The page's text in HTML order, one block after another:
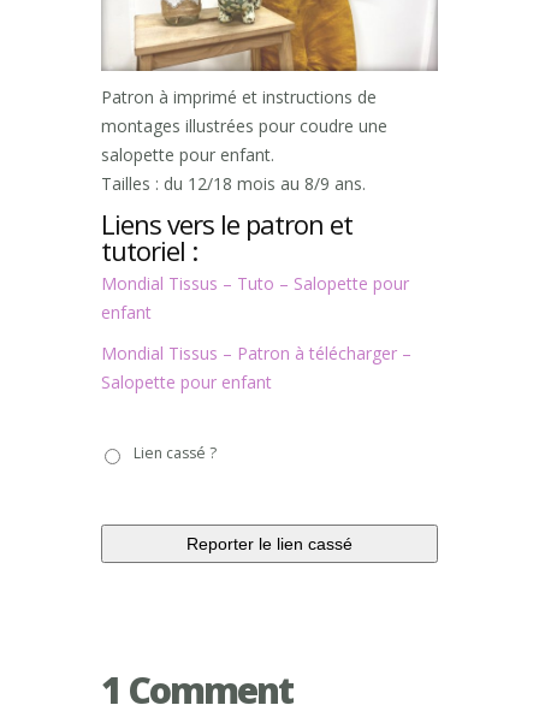
Patron à imprimé et instructions de
montages illustrées pour coudre une
salopette pour enfant.
Tailles : du 12/18 mois au 8/9 ans.
Liens vers le patron et
tutoriel :
Mondial Tissus – Tuto – Salopette pour
enfant
Mondial Tissus – Patron à télécharger –
Salopette pour enfant
casséLien cassé ?
1 Comment